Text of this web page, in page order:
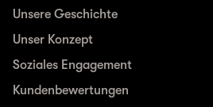
Unsere Geschichte
Unser Konzept
Soziales Engagement
Kundenbewertungen